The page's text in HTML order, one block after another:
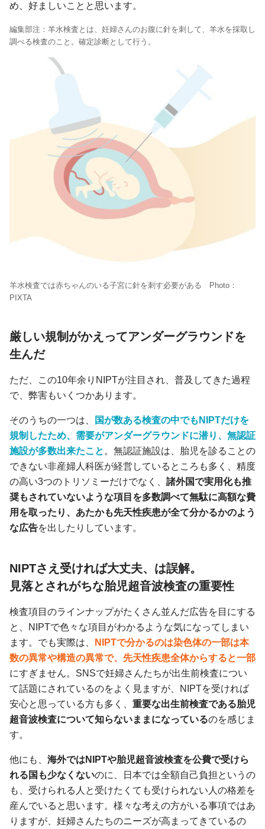
め、好ましいことと思います。
編集部注：羊水検査とは、妊婦さんのお腹に針を刺して、羊水を採取し
調べる検査のこと。確定診断として行う。
羊水検査では赤ちゃんのいる子宮に針を刺す必要がある Photo：
PIXTA
厳しい規制がかえってアンダーグラウンドを
生んだ
ただ、この10年余りNIPTが注目され、普及してきた過程
で、弊害もいくつかあります。
そのうちの一つは、
国が数ある検査の中でもNIPTだけを
規制したため、需要がアンダーグラウンドに潜り、無認証
施設が多数出来たこと 。無認証施設は、胎児を診ることの
できない非産婦人科医が経営しているところも多く、精度
の高い3つのトリソミーだけでなく、 諸外国で実用化も推
奨もされていないような項目を多数調べて無駄に高額な費
用を取ったり、あたかも先天性疾患が全て分かるかのよう
な広告を出したりしています。
NIPTさえ受ければ大丈夫、は誤解。
見落とされがちな胎児超音波検査の重要性
検査項目のラインナップがたくさん並んだ広告を目にする
と、NIPTで色々な項目がわかるような気になってしまい
ます。でも実際は、
NIPTで分かるのは染色体の一部は本
数の異常や構造の異常で、先天性疾患全体からすると一部
にすぎません。SNSで妊婦さんたちが出生前検査につい
て話題にされているのをよく見ますが、NIPTを受ければ
安心と思っている方も多く、 重要な出生前検査である胎児
超音波検査について知らないままになっているのを感じま
す。
他にも、 海外ではNIPTや胎児超音波検査を公費で受けら
れる国も少なくないのに、日本では全額自己負担というの
も、受けられる人と受けたくても受けられない人の格差を
産んでいると思います。様々な考えの方がいる事項ではあ
りますが、妊婦さんたちのニーズが高まってきているの